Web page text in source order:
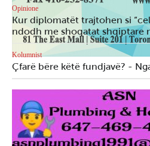
Opinione
Kur diplomatët trajtohen si
ndodh me shoqatat shqiptare
Kolumnist
Çfarë bëre këtë fundjavë? -